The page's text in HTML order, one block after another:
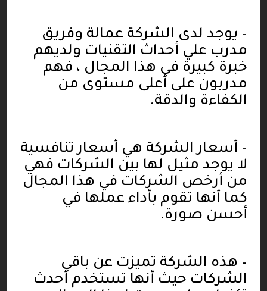
– يوجد لدى الشركة عمالة وفريق
مدرب علي أحداث التقنيات ولديهم
خبرة كبيرة في هذا المجال ، فهم
مدربون على أعلى مستوى من
الكفاءة والدقة.
– أسعار الشركة هي أسعار تنافسية
لا يوجد مثيل لها بين الشركات فهي
من أرخص الشركات في هذا المجال
كما أنها تقوم بأداء عملها في
أحسن صورة.
– هذه الشركة تميزت عن باقي
الشركات حيث أنها تستخدم أحدث